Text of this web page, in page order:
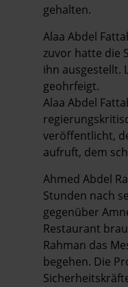
gehalten.
Alaa Abdel
zuvor hatte die
ihn ausgestellt.
geohrfeigt.
Alaa Abdel
veröffentlicht,
aufruft, dem
Ahmed Abdel
Stunden nach
gegenüber
Restaurant
Rahman das
begehen. Die